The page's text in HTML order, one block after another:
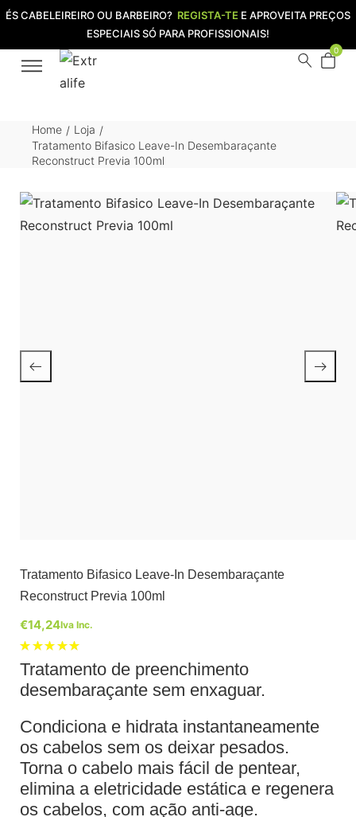
ÉS CABELEIREIRO OU BARBEIRO? REGISTA-TE E APROVEITA PREÇOS
ESPECIAIS SÓ PARA PROFISSIONAIS!
0
Home / Loja /
Tratamento Bifasico Leave-In Desembaraçante
Reconstruct Previa 100ml
Tratamento Bifasico Leave-In Desembaraçante
Reconstruct Previa 100ml
€14,24Iva Inc.
Classific
ado com
com base
em1
ção de
cliente
Tratamento de preenchimento
desembaraçante sem enxaguar.
Condiciona e hidrata instantaneamente
os cabelos sem os deixar pesados.
Torna o cabelo mais fácil de pentear,
elimina a eletricidade estática e regenera
os cabelos, com ação anti-age.